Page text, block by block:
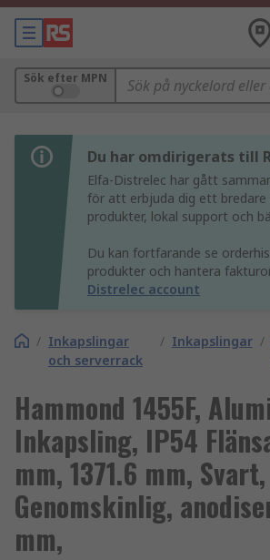
Sök efter MPN
Du har omdirigerats till
Elfa-Distrelec har gått
för att erbjuda dig ett bredare
produkter, lokal support och
Du kan fortfarande se
produkter och hantera
Distrelec account
/ Inkapslingar
och serverrack
/ Inkapslingar /
Hammond 1455F,
Inkapsling, IP54
mm, 1371.6 mm, Svart,
Genomskinlig,
mm,